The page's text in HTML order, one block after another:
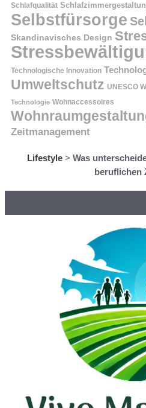
Schlafqualität
Selbstfürsorge
Skandinavisches Design
Technologische Innovation
Umweltschutz UNESCO
Technologie Wohnaccessoires
Zeitmanagement
Lifestyle > Was
beruflichen